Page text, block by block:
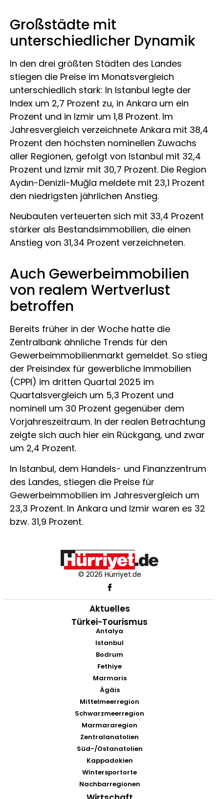
Großstädte mit
unterschiedlicher Dynamik
In den drei größten Städten des Landes
stiegen die Preise im Monatsvergleich
unterschiedlich stark: In Istanbul legte der
Index um 2,7 Prozent zu, in Ankara um ein
Prozent und in Izmir um 1,8 Prozent. Im
Jahresvergleich verzeichnete Ankara mit 38,4
Prozent den höchsten nominellen Zuwachs
aller Regionen, gefolgt von Istanbul mit 32,4
Prozent und Izmir mit 30,7 Prozent. Die Region
Aydın-Denizli-Muğla meldete mit 23,1 Prozent
den niedrigsten jährlichen Anstieg.
Neubauten verteuerten sich mit 33,4 Prozent
stärker als Bestandsimmobilien, die einen
Anstieg von 31,34 Prozent verzeichneten.
Auch Gewerbeimmobilien
von realem Wertverlust
betroffen
Bereits früher in der Woche hatte die
Zentralbank ähnliche Trends für den
Gewerbeimmobilienmarkt gemeldet. So stieg
der Preisindex für gewerbliche Immobilien
(CPPI) im dritten Quartal 2025 im
Quartalsvergleich um 5,3 Prozent und
nominell um 30 Prozent gegenüber dem
Vorjahreszeitraum. In der realen Betrachtung
zeigte sich auch hier ein Rückgang, und zwar
um 2,4 Prozent.
In Istanbul, dem Handels- und Finanzzentrum
des Landes, stiegen die Preise für
Gewerbeimmobilien im Jahresvergleich um
23,3 Prozent. In Ankara und Izmir waren es 32
bzw. 31,9 Prozent.
© 2026 Hürriyet.de
Aktuelles
Türkei-Tourismus
Antalya
Istanbul
Bodrum
Fethiye
Marmaris
Ägäis
Mittelmeerregion
Schwarzmeerregion
Marmararegion
Zentralanatolien
Süd-/Ostanatolien
Kappadokien
Wintersportorte
Nachbarregionen